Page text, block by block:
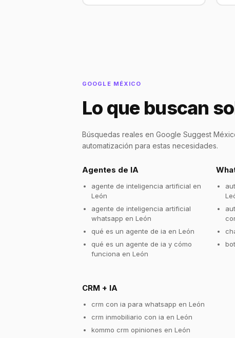
GOOGLE MÉXICO
Lo que buscan
Búsquedas reales en Google Suggest
automatización para estas necesidades.
Agentes de IA
agente de inteligencia artificial en
León
agente de inteligencia artificial
whatsapp en León
qué es un agente de ia en León
qué es un agente de ia y cómo
funciona en León
CRM + IA
crm con ia para whatsapp en León
crm inmobiliario con ia en León
kommo crm opiniones en León